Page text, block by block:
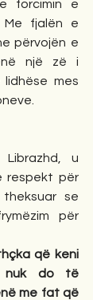
forcimin e
Me fjalën e
përvojën e
një zë i
lidhëse mes
u
respekt për
se
për
që keni
nuk do të
me fat që